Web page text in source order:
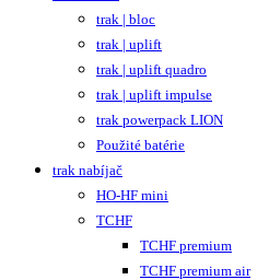
trak | bloc
trak | uplift
trak | uplift quadro
trak | uplift impulse
trak powerpack LION
Použité batérie
trak nabíjač
HO-HF mini
TCHF
TCHF premium
TCHF premium air